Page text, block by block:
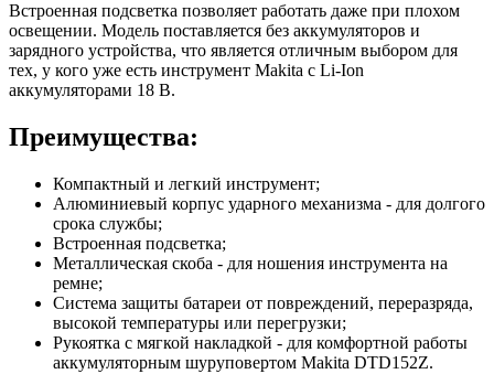
Встроенная подсветка позволяет работать даже при плохом
освещении. Модель поставляется без аккумуляторов и
зарядного устройства, что является отличным выбором для
тех, у кого уже есть инструмент Makita с Li-Ion
аккумуляторами 18 В.
Преимущества:
Компактный и легкий инструмент;
Алюминиевый корпус ударного механизма - для долгого
срока службы;
Встроенная подсветка;
Металлическая скоба - для ношения инструмента на
ремне;
Система защиты батареи от повреждений, переразряда,
высокой температуры или перегрузки;
Рукоятка с мягкой накладкой - для комфортной работы
аккумуляторным шуруповертом Makita DTD152Z.